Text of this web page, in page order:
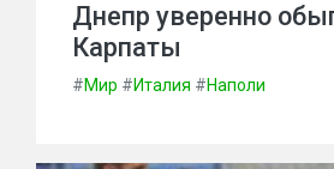
Днепр уверенно
Карпаты
#Мир #Италия #Наполи